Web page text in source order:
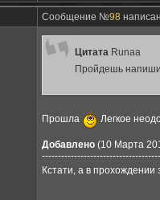
Сообщение №98
Цитата Runaa
Пройдешь
Прошла Легкое
Добавлено (10 Марта
Кстати, а в прохождении